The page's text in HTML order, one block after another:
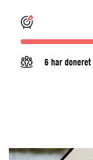
6 har doneret